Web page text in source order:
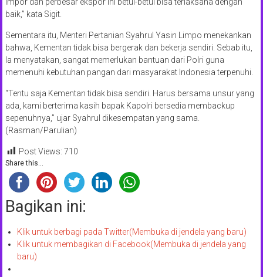
baik,” kata Sigit.
Sementara itu, Menteri Pertanian Syahrul Yasin Limpo menekankan
bahwa, Kementan tidak bisa bergerak dan bekerja sendiri. Sebab itu,
Ia menyatakan, sangat memerlukan bantuan dari Polri guna
memenuhi kebutuhan pangan dari masyarakat Indonesia terpenuhi.
“Tentu saja Kementan tidak bisa sendiri. Harus bersama unsur yang
ada, kami berterima kasih bapak Kapolri bersedia membackup
sepenuhnya,” ujar Syahrul dikesempatan yang sama.
(Rasman/Parulian)
Post Views: 710
Share this...
Bagikan ini:
Klik untuk berbagi pada Twitter(Membuka di jendela yang baru)
Klik untuk membagikan di Facebook(Membuka di jendela yang
baru)